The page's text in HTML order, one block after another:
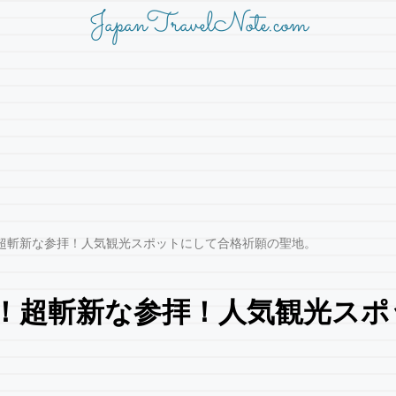
JapanTravelNote.com
新な参拝！人気観光スポットにして合格祈願の聖地。
超斬新な参拝！人気観光ス